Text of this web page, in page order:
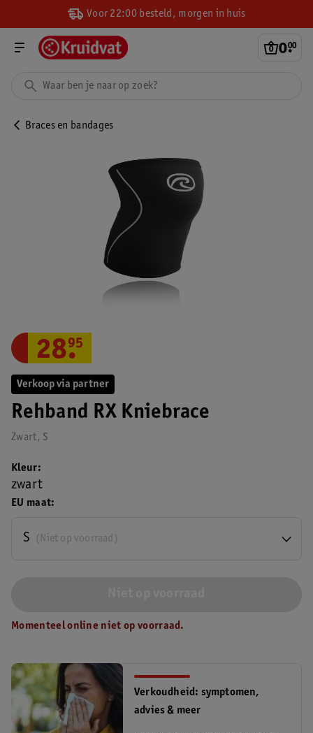
Voor 22:00 besteld, morgen in huis
0.
00
Braces en bandages
Verkoop via partner
Rehband RX Kniebrace
Zwart, S
28.
95
EU maat
(Niet op voorraad)
S
Kleur
zwart
Momenteel online niet op voorraad.
Verkoudheid: symptomen,
advies & meer